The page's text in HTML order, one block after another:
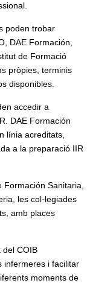
poden trobar
DAE Formación,
de Formació
pròpies, terminis
disponibles.
accedir a
DAE Formación
línia acreditats,
a la preparació IIR
Formación Sanitaria,
les col·legiades
amb places
del COIB
infermeres i facilitar
moments de